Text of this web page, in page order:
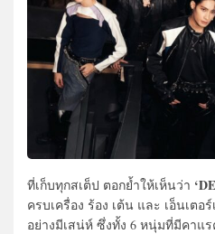
ที่เก็บทุกสเต็ป ตอกย้ำให้เห็นว่า
ครบเครื่อง ร้อง เต้น และ เอ็นเต
อย่างมีเสน่ห์ ซึ่งทั้ง 6 หนุ่มที่มีคาแ